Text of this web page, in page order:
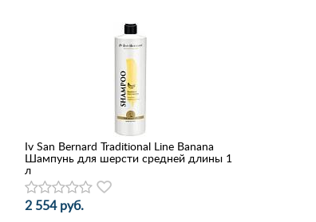
Iv San Bernard Traditional Line Banana
Шампунь для шерсти средней длины 1
л
2 554 руб.